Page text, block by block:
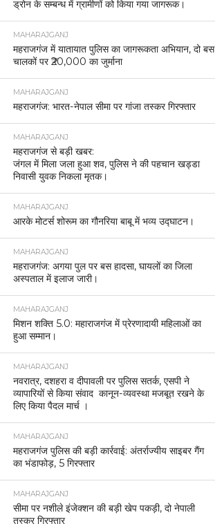
महराजगंज: छपरा इंटरसिटी के सामने आए युवक-युवती,
दर्दनाक मौत।
MAHARAJGANJ
महराजगंज: सोशल मीडिया पर एलपीजी गैस को लेकर भ्रामक
जानकारी फैलाने वाला युवक गिरफ्तार।
MAHARAJGANJ
जवाहर नवोदय विद्यालय, महराजगंज में मेधावी विद्यार्थियों को
एसपी सोमेंद्र मीना ने किया सम्मानित
MAHARAJGANJ
डीएम व एसपी महाराजगंज ने किया पीसीएस प्रारंभिक परीक्षा
केंद्रों का निरीक्षण, सुरक्षा व्यवस्था चुस्त
MAHARAJGANJ
दीवाली-छठ से पहले फरेंदा में पटाखा फैक्ट्री का संयुक्त
निरीक्षण सुरक्षा मानकों के पालन को लेकर सख्त हुए डीएम-
एसपी
MAHARAJGANJ
महराजगंज में बड़ी कार्रवाई: ठूठीबारी थानाध्यक्ष निलंबित
MAHARAJGANJ
महराजगंज पुलिस ने दीपावली व लक्ष्मी पूजा को लेकर की शांति
समिति बैठकें
MAHARAJGANJ
जिलाधिकारी और पुलिस अधीक्षक ने आगामी UPPSC परीक्षा
केंद्रों का किया निरीक्षण
MAHARAJGANJ
महराजगंज में ‘ऑपरेशन कार-ओ-बार’ के तहत कार्रवाई, 3
वाहनों का चालान, एक सीज
MAHARAJGANJ